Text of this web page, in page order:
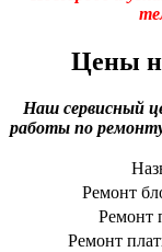
Цены
Наш сервисный
работы по
Ремонт
Ремонт
Ремонт